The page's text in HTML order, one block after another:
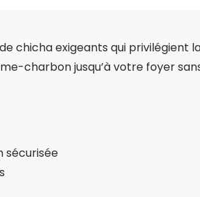
chicha exigeants qui
charbon jusqu’à votre foyer
sécurisée